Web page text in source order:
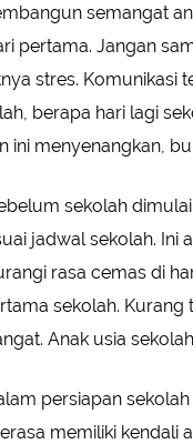
semangat
pertama. Jangan
stres. Komunikasi
berapa hari lagi
ini menyenangkan,
sekolah
jadwal sekolah. Ini
rasa cemas di
sekolah.
Anak usia
persiapan
memiliki kendali